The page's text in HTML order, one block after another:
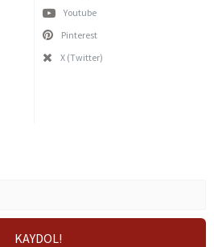
Youtube
Pinterest
X (Twitter)